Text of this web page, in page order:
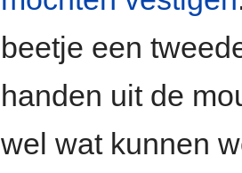
beetje een
handen uit de
wel wat kunnen